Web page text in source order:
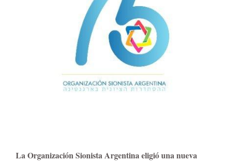
La Organización Sionista Argentina eligió una nueva